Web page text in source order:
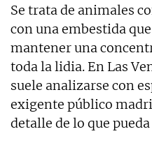
Se trata de animales
con una embestida
mantener una
toda la lidia. En Las
suele analizarse con
exigente público
detalle de lo que